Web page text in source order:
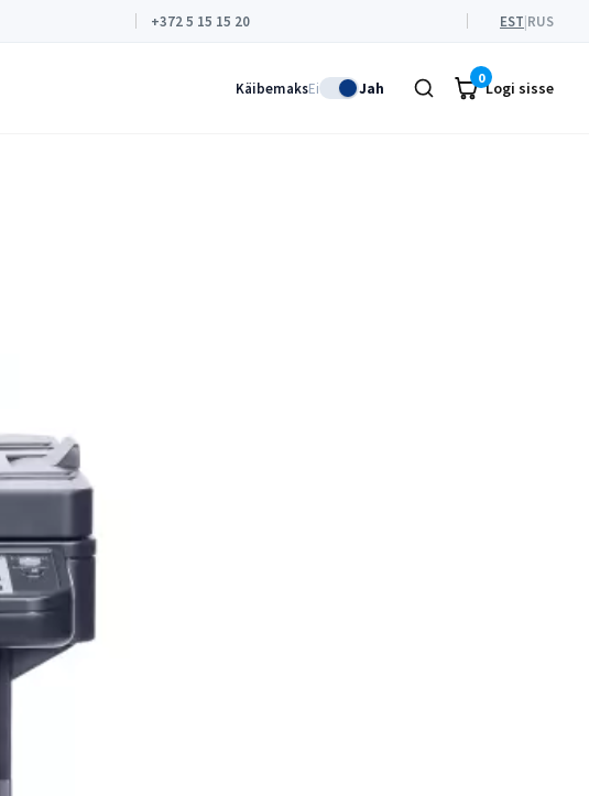
+372 5 15 15 20 EST|RUS
KäibemaksEi Jah
0
Logi sisse